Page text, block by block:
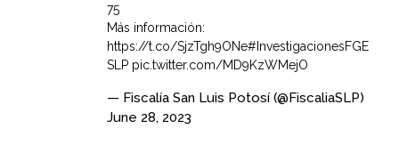
75
Más información:
https://t.co/SjzTgh9ONe#InvestigacionesFGE
SLP pic.twitter.com/MD9KzWMejO
— Fiscalía San Luis Potosí (@FiscaliaSLP)
June 28, 2023